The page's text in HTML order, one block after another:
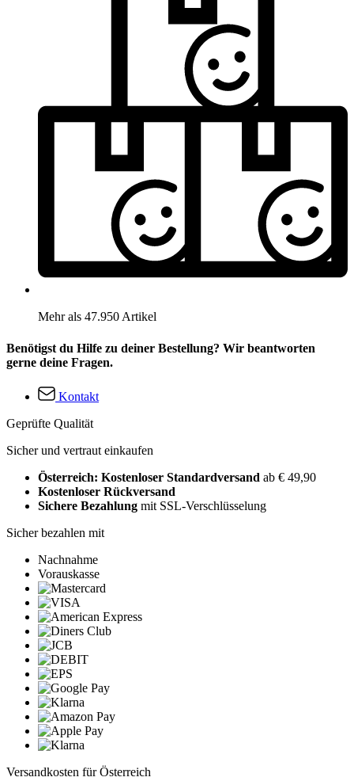
Mehr als 47.950 Artikel
Benötigst du Hilfe zu deiner Bestellung? Wir beantworten
gerne deine Fragen.
Kontakt
Geprüfte Qualität
Sicher und vertraut einkaufen
Österreich: Kostenloser Standardversand ab € 49,90
Kostenloser Rückversand
Sichere Bezahlung mit SSL-Verschlüsselung
Sicher bezahlen mit
Nachnahme
Vorauskasse
Versandkosten für Österreich